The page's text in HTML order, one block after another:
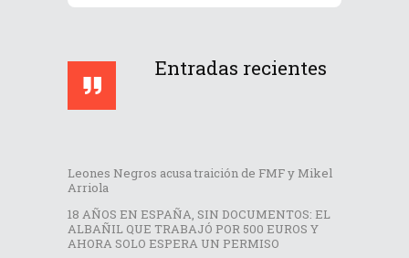
Entradas recientes
Leones Negros acusa traición de FMF y Mikel
Arriola
18 AÑOS EN ESPAÑA, SIN DOCUMENTOS: EL
ALBAÑIL QUE TRABAJÓ POR 500 EUROS Y
AHORA SOLO ESPERA UN PERMISO